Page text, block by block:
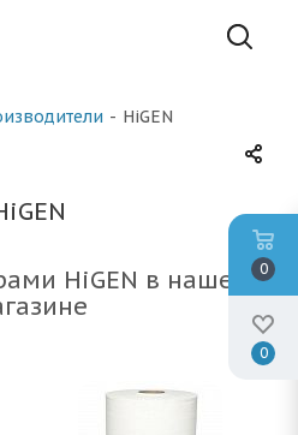
- HiGEN
HiGEN в нашем 0
0